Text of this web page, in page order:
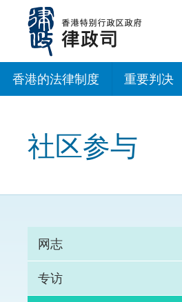
内
香港的法律制度 重要判决
社区参与
网志
专访